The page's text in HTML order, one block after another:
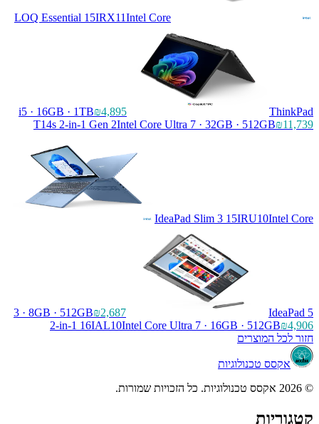
LOQ Essential 15IRX11Intel Core
i5 · 16GB · 1TB₪4,895
ThinkPad
T14s 2-in-1 Gen 2Intel Core Ultra 7 · 32GB · 512GB₪11,739
IdeaPad Slim 3 15IRU10Intel Core
3 · 8GB · 512GB₪2,687
IdeaPad 5
2-in-1 16IAL10Intel Core Ultra 7 · 16GB · 512GB₪4,906
חזור לכל המוצרים
אקסס טכנולוגיות
© 2026 אקסס טכנולוגיות. כל הזכויות שמורות.
קטגוריות